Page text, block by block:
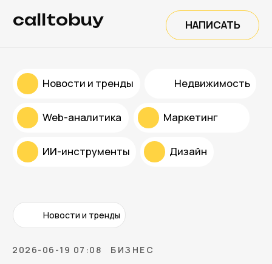
НАПИСАТЬ
calltobuy
Дизайн
Web-аналитика Маркетинг
ИИ-инструменты
Новости и тренды
2026-06-19 07:08 БИЗНЕС